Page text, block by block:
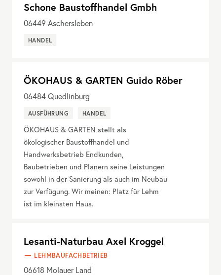
Schone Baustoffhandel Gmbh
06449 Aschersleben
HANDEL
ÖKOHAUS & GARTEN Guido Röber
06484Quedlinburg
AUSFÜHRUNG HANDEL
ÖKOHAUS & GARTEN stellt als
ökologischer Baustoffhandel und
Handwerksbetrieb Endkunden,
Baubetrieben und Planern seine Leistungen
sowohl in der Sanierung als auch im Neubau
zur Verfügung. Wir meinen: Platz für Lehm
ist im kleinsten Haus.
Lesanti-Naturbau Axel Kroggel
LEHMBAUFACHBETRIEB
06618 Molauer Land